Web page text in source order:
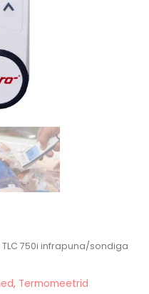
TLC 750i infrapuna/sondiga
, Termomeetrid